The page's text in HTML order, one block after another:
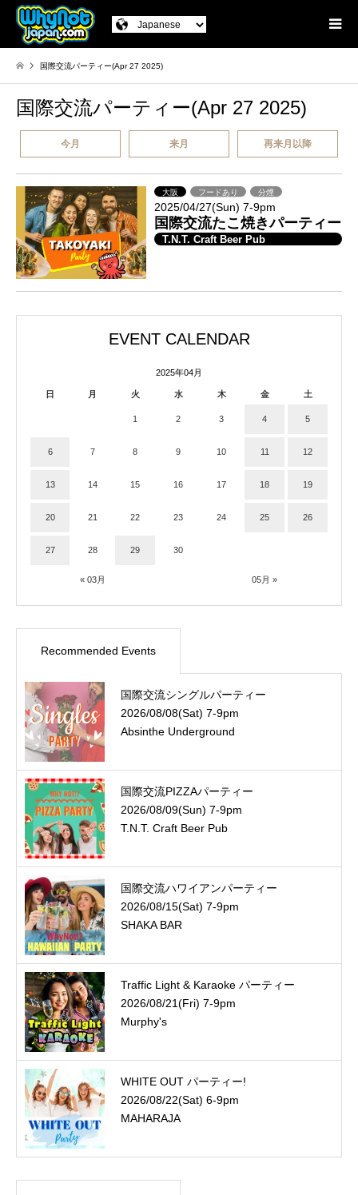
国際交流パーティー(Apr 27 2025)
国際交流パーティー(Apr 27 2025)
今月 来月 再来月以降
大阪 フードあり 分煙
2025/04/27(Sun) 7-9pm
国際交流たこ焼きパーティー
T.N.T. Craft Beer Pub
EVENT CALENDAR
2025年04月
日 月 火 水 木 金 土
« 03月 05月 »
1 2 3 4 5
6 7 8 9 10 11 12
13 14 15 16 17 18 19
20 21 22 23 24 25 26
27 28 29 30
Recommended Events
国際交流シングルパーティー
2026/08/08(Sat) 7-9pm
Absinthe Underground
国際交流PIZZAパーティー
2026/08/09(Sun) 7-9pm
T.N.T. Craft Beer Pub
国際交流ハワイアンパーティー
2026/08/15(Sat) 7-9pm
SHAKA BAR
Traffic Light & Karaoke パーティー
2026/08/21(Fri) 7-9pm
Murphy's
WHITE OUT パーティー!
2026/08/22(Sat) 6-9pm
MAHARAJA